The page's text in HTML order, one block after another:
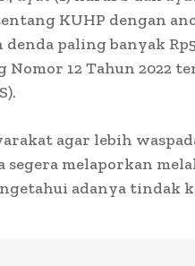
KUHP dengan
paling banyak
12 Tahun 2022
agar lebih
melaporkan
adanya tindak